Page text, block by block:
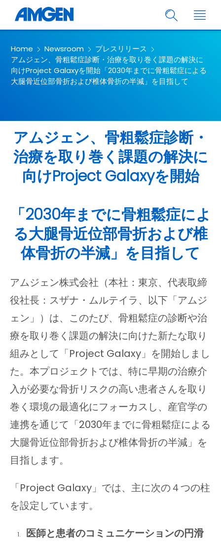
Home Newsroom
プレスリリース
アムジェン、骨粗鬆症診断・治療を取り巻く課題の解決に
向けProject Galaxyを開始「2030年までに骨粗鬆症による
大腿骨近位部骨折および椎体骨折の半減」を目指して
アムジェン、骨粗鬆症診断・
治療を取り巻く課題の解決に
向けProject Galaxyを開始
「2030年までに骨粗鬆症によ
る大腿骨近位部骨折および椎
体骨折の半減」を目指して
アムジェン株式会社（本社：東京、代表取締
役社長：スザナ・ムルテイラ、以下「アムジ
ェン」）は、このたび、骨粗鬆症の診断や治
療を取り巻く課題の解決に向けた新たな取り
組みとして「Project Galaxy」を開始しまし
た。本プロジェクトでは、特に早期の治療介
入が必要な骨折リスクの高い患者さんを取り
巻く環境の最適化にフォーカスし、産官学の
連携を通じて「2030年までに骨粗鬆症による
大腿骨近位部骨折および椎体骨折の半減」を
目指します。
「Project Galaxy」では、主に次の４つの柱
を設定しています。
医師と患者のコミュニケーションの円滑